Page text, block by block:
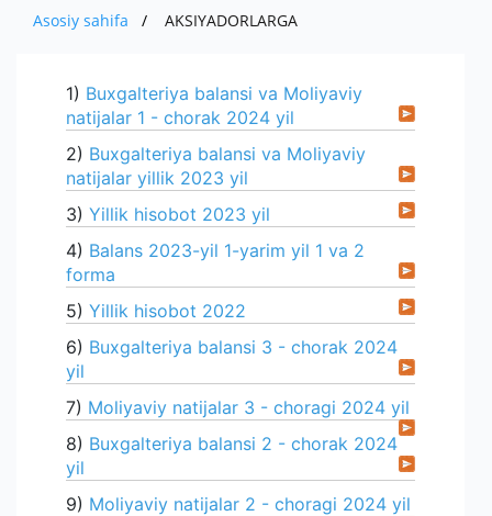
O'ZBEKISTONDA ISHLAB CHIQARILGAN
QISHLOQ XO ' JALIGI MAHSULOTLARI
MUHIM FAKTLAR
KOMPANIYANING ICHKI HUJJATLARI
HISOBOTLAR
IMPORT
AUTSORSING
TENDERLAR
EKSPORT
PRESS
KO'RGAZMALAR
YANGILIKLAR ARXIVI
YUR-JIS. SHAXSLAR MUROJAATI
SO'ROVNOMA
ALOQA
E'LONLAR
Asosiy sahifa AKSIYADORLARGA
1) Buxgalteriya balansi va Moliyaviy
natijalar 1 - chorak 2024 yil
2) Buxgalteriya balansi va Moliyaviy
natijalar yillik 2023 yil
3) Yillik hisobot 2023 yil
4) Balans 2023-yil 1-yarim yil 1 va 2
forma
5) Yillik hisobot 2022
6) Buxgalteriya balansi 3 - chorak 2024
yil
7) Moliyaviy natijalar 3 - choragi 2024 yil
8) Buxgalteriya balansi 2 - chorak 2024
yil
9) Moliyaviy natijalar 2 - choragi 2024 yil